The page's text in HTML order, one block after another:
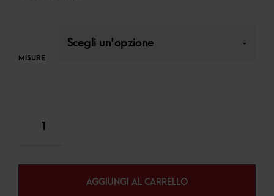
MISURE
AGGIUNGI AL CARRELLO